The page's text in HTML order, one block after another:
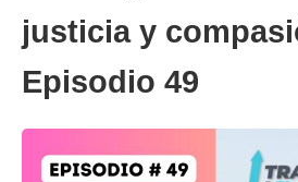
justicia y
Episodio 49